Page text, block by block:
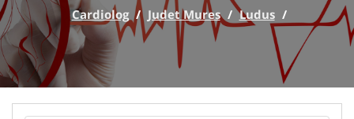
Cardiolog / Judet Mures / Ludus /